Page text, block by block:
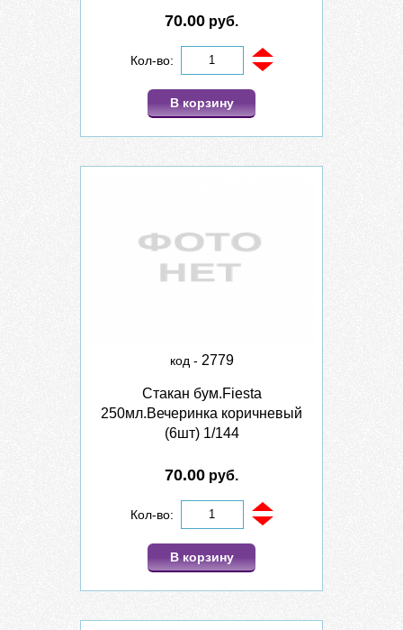
70.00 руб.
Кол-во:
В корзину
код - 2779
Стакан бум.Fiesta
250мл.Вечеринка коричневый
(6шт) 1/144
70.00 руб.
Кол-во:
В корзину